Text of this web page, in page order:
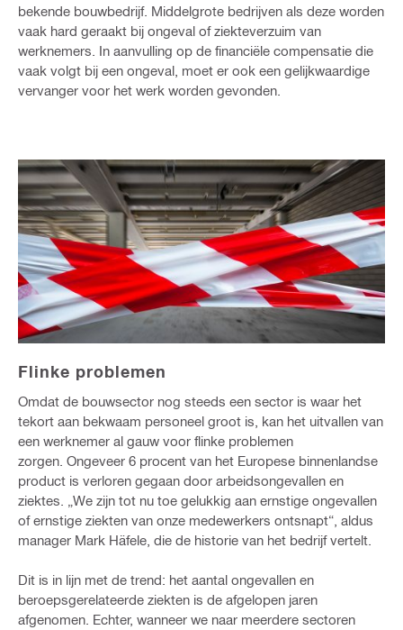
bekende bouwbedrijf. Middelgrote bedrijven als deze worden
vaak hard geraakt bij ongeval of ziekteverzuim van
werknemers. In aanvulling op de financiële compensatie die
vaak volgt bij een ongeval, moet er ook een gelijkwaardige
vervanger voor het werk worden gevonden.
Flinke problemen
Omdat de bouwsector nog steeds een sector is waar het
tekort aan bekwaam personeel groot is, kan het uitvallen van
een werknemer al gauw voor flinke problemen
zorgen. Ongeveer 6 procent van het Europese binnenlandse
product is verloren gegaan door arbeidsongevallen en
ziektes. „We zijn tot nu toe gelukkig aan ernstige ongevallen
of ernstige ziekten van onze medewerkers ontsnapt“, aldus
manager Mark Häfele, die de historie van het bedrijf vertelt.
Dit is in lijn met de trend: het aantal ongevallen en
beroepsgerelateerde ziekten is de afgelopen jaren
afgenomen. Echter, wanneer we naar meerdere sectoren